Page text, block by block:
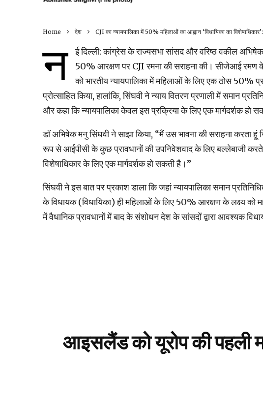
Home देश CJI का न्यायपालिका में 50% महिलाओं का आह्वान ‘विधायिका का
न
ई दिल्ली: कांग्रेस के राज्यसभा सांसद और वरिष्ठ वकील
50% आरक्षण पर CJI रमना की सराहना की। सीजेआई रमण के
को भारतीय न्यायपालिका में महिलाओं के लिए एक ठोस
प्रोत्साहित किया, हालांकि, सिंघवी ने न्याय वितरण प्रणाली में समान
और कहा कि न्यायपालिका केवल इस प्रक्रिया के लिए एक मार्गदर्शक हो
डॉ अभिषेक मनु सिंघवी ने साझा किया, “मैं उस भावना की सराहना करता
रूप से आईपीसी के कुछ प्रावधानों की उपनिवेशवाद के लिए बल्लेबाजी करते
विशेषाधिकार के लिए एक मार्गदर्शक हो सकती है।”
सिंघवी ने इस बात पर प्रकाश डाला कि जहां न्यायपालिका समान
के विधायक (विधायिका) ही महिलाओं के लिए 50% आरक्षण के लक्ष्य
में वैधानिक प्रावधानों में बाद के संशोधन देश के सांसदों द्वारा आवश्यक
आइसलैंड को यूरोप की पहली